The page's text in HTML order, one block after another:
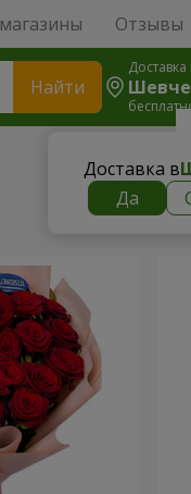
Отзывы
Найти
Доставка
Доставка в
Да